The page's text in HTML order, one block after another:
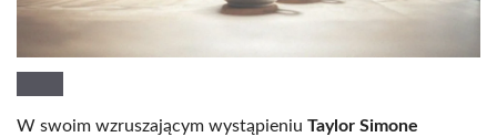
W swoim wzruszającym wystąpieniu Taylor Simone